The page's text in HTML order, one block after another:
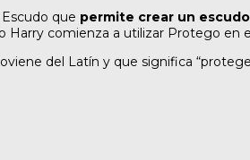
que permite crear un
Harry comienza a utilizar Protego
del Latín y que significa